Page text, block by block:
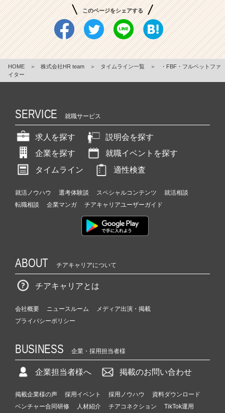
このページをシェアする
HOME ＞ 株式会社HR team ＞ タイムライン一覧 ＞
・FBF・フルベットファ
イター
SERVICE 就職サービス
求人を探す
説明会を探す
企業を探す
就職イベントを探す
タイムライン
適性検査
就活ノウハウ 選考体験談 スペシャルコンテンツ
就活相談
転職相談
企業マンガ チアキャリアユーザーガイド
ABOUT チアキャリアについて
チアキャリアとは
会社概要 ニュースルーム
メディア出演・掲載
プライバシーポリシー
BUSINESS 企業・採用担当者様
企業担当者様へ 掲載のお問い合わせ
掲載企業様の声 採用イベント 採用ノウハウ
資料ダウンロード
ベンチャー合同研修
人材紹介 チアコネクション TikTok運用